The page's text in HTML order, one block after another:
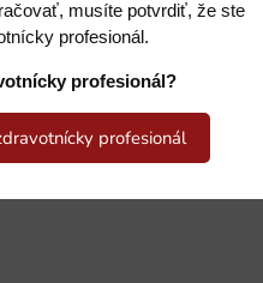
musíte potvrdiť, že ste
profesionál.
profesionál?
profesionál